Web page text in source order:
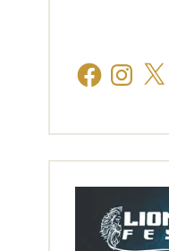
FacebookInstagram
X